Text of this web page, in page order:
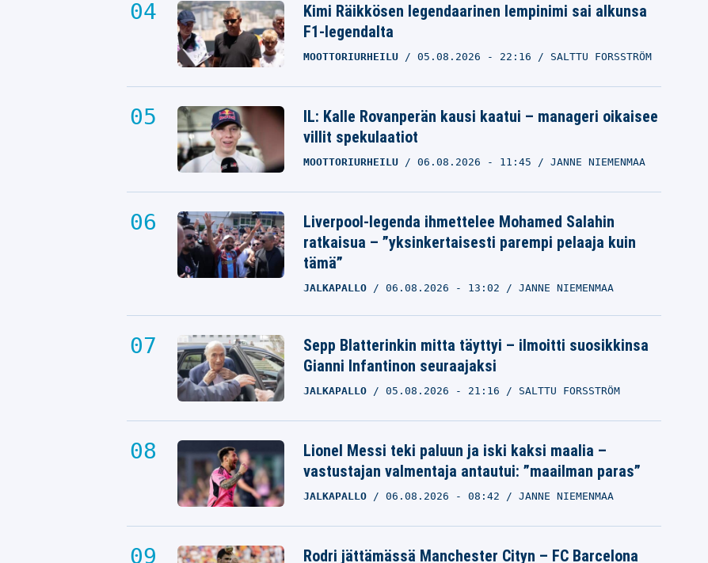
Kimi Räikkösen legendaarinen lempinimi sai alkunsa
F1-legendalta
MOOTTORIURHEILU 05.08.2026 - 22:16 SALTTU FORSSTRÖM
IL: Kalle Rovanperän kausi kaatui – manageri oikaisee
villit spekulaatiot
MOOTTORIURHEILU 06.08.2026 - 11:45 JANNE NIEMENMAA
Liverpool-legenda ihmettelee Mohamed Salahin
ratkaisua – ”yksinkertaisesti parempi pelaaja kuin
tämä”
JALKAPALLO 06.08.2026 - 13:02 JANNE NIEMENMAA
Sepp Blatterinkin mitta täyttyi – ilmoitti suosikkinsa
Gianni Infantinon seuraajaksi
JALKAPALLO 05.08.2026 - 21:16 SALTTU FORSSTRÖM
Lionel Messi teki paluun ja iski kaksi maalia –
vastustajan valmentaja antautui: ”maailman paras”
JALKAPALLO 06.08.2026 - 08:42 JANNE NIEMENMAA
Rodri jättämässä Manchester Cityn – FC Barcelona